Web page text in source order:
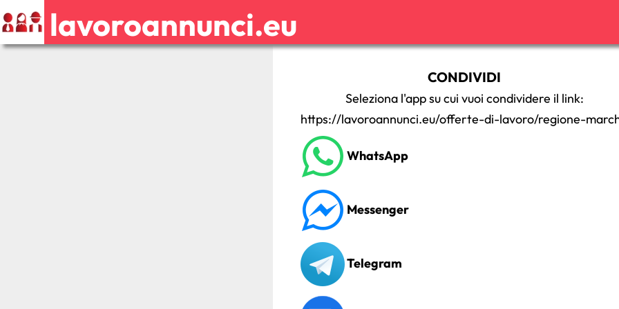
lavoroannunci.eu
CONDIVIDI
Seleziona l'app su cui vuoi condividere il link:
https://lavoroannunci.eu/offerte-di-lavoro/regione-
WhatsApp
Messenger
Telegram